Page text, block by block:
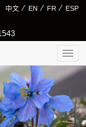
中文 ⁄ EN ⁄ FR ⁄ ESP